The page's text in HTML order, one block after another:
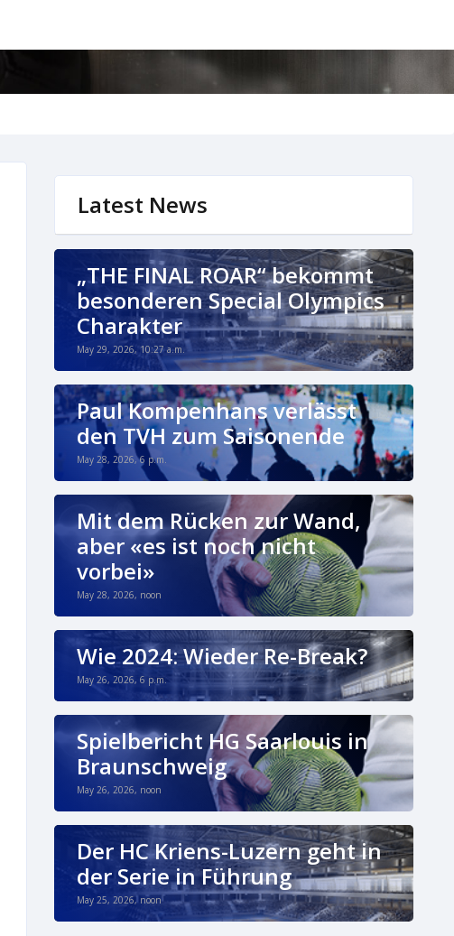
Latest News
„THE FINAL ROAR“ bekommt
besonderen Special Olympics
Charakter
May 29, 2026, 10:27 a.m.
Paul Kompenhans verlässt
den TVH zum Saisonende
May 28, 2026, 6 p.m.
Mit dem Rücken zur Wand,
aber «es ist noch nicht
vorbei»
May 28, 2026, noon
Wie 2024: Wieder Re-Break?
May 26, 2026, 6 p.m.
Spielbericht HG Saarlouis in
Braunschweig
May 26, 2026, noon
Der HC Kriens-Luzern geht in
der Serie in Führung
May 25, 2026, noon